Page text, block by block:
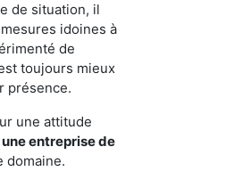
de situation, il
idoines à
de
toujours mieux
présence.
une attitude
entreprise de
domaine.